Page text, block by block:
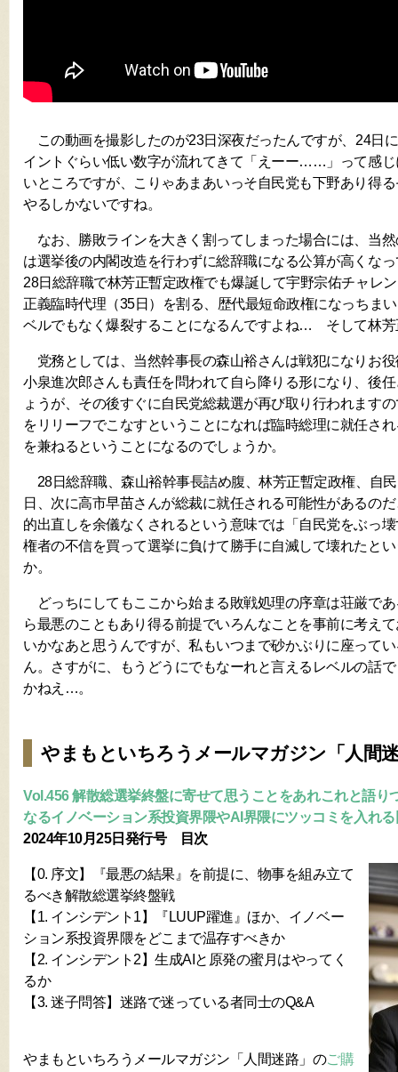
この動画を撮影したのが23日深夜だったんですが、24日
イントぐらい低い数字が流れてきて「えーー……」って感
いところですが、こりゃあまあいっそ自民党も下野あり得
やるしかないですね。
なお、勝敗ラインを大きく割ってしまった場合には、当
は選挙後の内閣改造を行わずに総辞職になる公算が高くな
28日総辞職で林芳正暫定政権でも爆誕して宇野宗佑チャレ
正義臨時代理（35日）を割る、歴代最短命政権になっちま
ベルでもなく爆裂することになるんですよね… そして林芳
党務としては、当然幹事長の森山裕さんは戦犯になりお
小泉進次郎さんも責任を問われて自ら降りる形になり、後
ょうが、その後すぐに自民党総裁選が再び取り行われます
をリリーフでこなすということになれば臨時総理に就任さ
を兼ねるということになるのでしょうか。
28日総辞職、森山裕幹事長詰め腹、林芳正暫定政権、自
日、次に高市早苗さんが総裁に就任される可能性があるの
的出直しを余儀なくされるという意味では「自民党をぶっ
権者の不信を買って選挙に負けて勝手に自滅して壊れたと
か。
どっちにしてもここから始まる敗戦処理の序章は荘厳で
ら最悪のこともあり得る前提でいろんなことを事前に考え
いかなあと思うんですが、私もいつまで砂かぶりに座って
ん。さすがに、もうどうにでもなーれと言えるレベルの話
かねえ…。
やまもといちろうメールマガジン「人間
Vol.456 解散総選挙終盤に寄せて思うことをあれこれと語り
なるイノベーション系投資界隈やAI界隈にツッコミを入れる
2024年10月25日発行号 目次
【0. 序文】『最悪の結果』を前提に、物事を組み立て
るべき解散総選挙終盤戦
【1. インシデント1】『LUUP躍進』ほか、イノベー
ション系投資界隈をどこまで温存すべきか
【2. インシデント2】生成AIと原発の蜜月はやってく
るか
【3. 迷子問答】迷路で迷っている者同士のQ&A
やまもといちろうメールマガジン「人間迷路」のご購